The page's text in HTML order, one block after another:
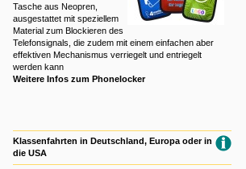
Tasche aus Neopren,
ausgestattet mit speziellem
Material zum Blockieren des
Telefonsignals, die zudem mit einem einfachen aber
effektiven Mechanismus verriegelt und entriegelt
werden kann
Weitere Infos zum Phonelocker
Klassenfahrten in Deutschland, Europa oder in
die USA